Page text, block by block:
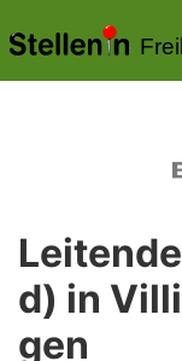
d) in
gen